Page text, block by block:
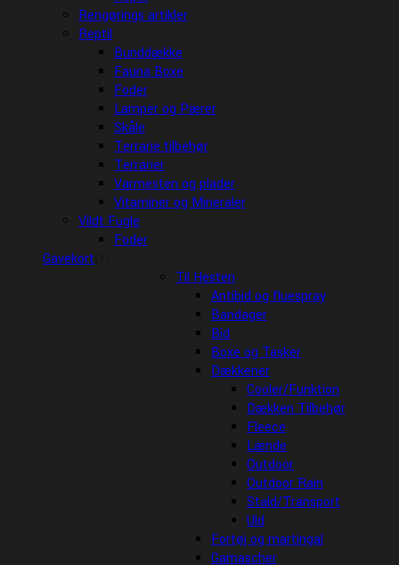
Rengørings artikler
Reptil
Bunddække
Fauna Boxe
Foder
Lamper og Pærer
Skåle
Terrarie tilbehør
Terrarier
Varmesten og plader
Vitaminer og Mineraler
Vildt Fugle
Foder
Gavekort
Til Hesten
Antibid og fluespray
Bandager
Bid
Boxe og Tasker
Dækkener
Cooler/Funktion
Dækken Tilbehør
Fleece
Lænde
Outdoor
Outdoor Rain
Stald/Transport
Uld
Fortøj og martingal
Gamascher